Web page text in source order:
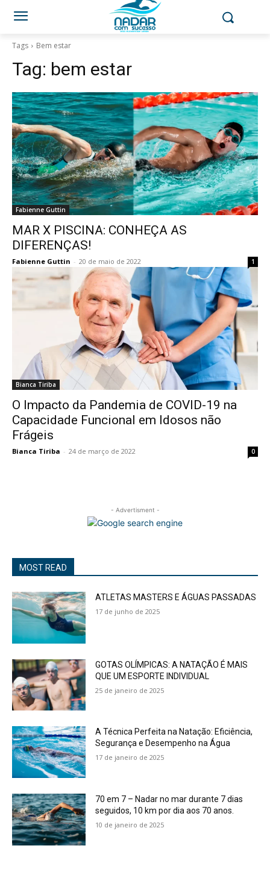
Tags Bem estar
Tag: bem estar
Fabienne Guttin
MAR X PISCINA: CONHEÇA AS
DIFERENÇAS!
Fabienne Guttin - 20 de maio de 2022 1
Bianca Tiriba
O Impacto da Pandemia de COVID-19 na
Capacidade Funcional em Idosos não
Frágeis
Bianca Tiriba - 24 de março de 2022 0
- Advertisment -
MOST READ
ATLETAS MASTERS E ÁGUAS PASSADAS
17 de junho de 2025
GOTAS OLÍMPICAS: A NATAÇÃO É MAIS
QUE UM ESPORTE INDIVIDUAL
25 de janeiro de 2025
A Técnica Perfeita na Natação: Eficiência,
Segurança e Desempenho na Água
17 de janeiro de 2025
70 em 7 – Nadar no mar durante 7 dias
seguidos, 10 km por dia aos 70 anos.
10 de janeiro de 2025